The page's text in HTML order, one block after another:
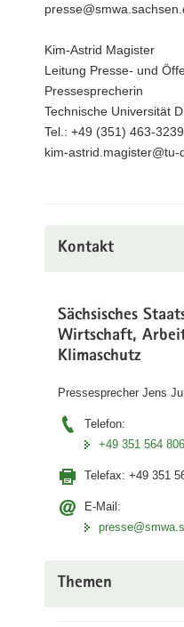
Kim-Astrid Magister
Leitung Presse- und
Pressesprecherin
Technische Universität
Tel.: +49 (351) 463-
kim-astrid.magister@tu-
Kontakt
Sächsisches
Wirtschaft,
Klimaschutz
Pressesprecher Jens
Telefon:
+49 351 564
Telefax: +49 351
E-Mail:
Themen